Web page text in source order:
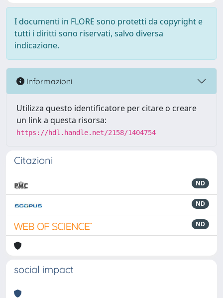
I documenti in FLORE sono protetti da copyright e
tutti i diritti sono riservati, salvo diversa
indicazione.
Informazioni
Utilizza questo identificatore per citare o creare
un link a questa risorsa:
https://hdl.handle.net/2158/1404754
Citazioni
ND
ND
ND
social impact